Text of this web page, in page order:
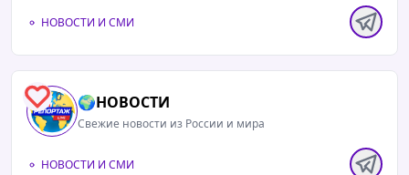
НОВОСТИ И СМИ
0 🌍НОВОСТИ
Свежие новости из России и мира
НОВОСТИ И СМИ